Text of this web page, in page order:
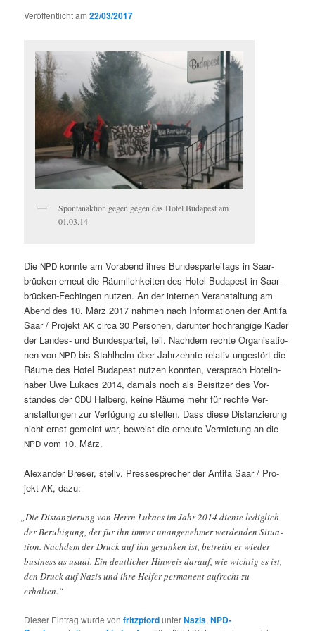
Veröffentlicht am22/03/2017
Spon­tanak­tion gegen gegen das Hotel Budapest am
01.03.14
DieNPD kon­nte am Vor­abend ihres Bun­desparteitags in Saar­
brück­en erneut die Räum­lichkeit­en des Hotel Budapest in Saar­
brück­en-Fechin­gen nutzen. An der inter­nen Ver­anstal­tung am
Abend des 10. März 2017 nah­men nach Infor­ma­tio­nen der Antifa
Saar / Pro­jektAK cir­ca 30 Per­so­n­en, darunter hochrangige Kad­er
der Lan­des- und Bun­despartei, teil. Nach­dem rechte Organ­i­sa­tio­
nen vonNPD bis Stahlhelm über Jahrzehnte rel­a­tiv ungestört die
Räume des Hotel Budapest nutzen kon­nten, ver­sprach Hotelin­
hab­er Uwe Lukacs 2014, damals noch als Beisitzer des Vor­
standes derCDU Hal­berg, keine Räume mehr für rechte Ver­
anstal­tun­gen zur Ver­fü­gung zu stellen. Dass diese Dis­tanzierung
nicht ernst gemeint war, beweist die erneute Ver­mi­etung an die
NPD vom 10. März.
Alexan­der Breser, stel­lv. Press­esprech­er der Antifa Saar / Pro­
jektAK, dazu:
„Die Dis­tanzierung von Her­rn Lukacs im Jahr 2014 diente lediglich
der Beruhi­gung, der für ihn immer unan­genehmer wer­den­den Sit­u­a­
tion. Nach­dem der Druck auf ihn gesunken ist, betreibt er wieder
busi­ness as usu­al. Ein deut­lich­er Hin­weis darauf, wie wichtig es ist,
den Druck auf Nazis und ihre Helfer per­ma­nent aufrecht zu
erhalten.“
Dieser Eintrag wurde vonfritzpfordunterNazis,NPD-